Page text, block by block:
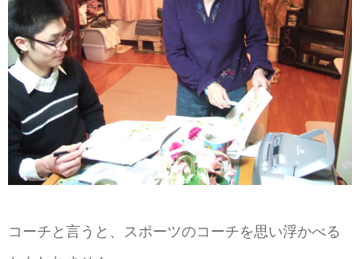
コーチと言うと、スポーツのコーチを思い浮かべる